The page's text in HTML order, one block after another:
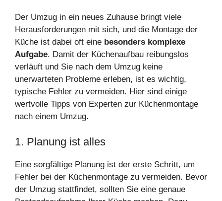
Der Umzug in ein neues Zuhause bringt viele
Herausforderungen mit sich, und die Montage der
Küche ist dabei oft eine besonders komplexe
Aufgabe. Damit der Küchenaufbau reibungslos
verläuft und Sie nach dem Umzug keine
unerwarteten Probleme erleben, ist es wichtig,
typische Fehler zu vermeiden. Hier sind einige
wertvolle Tipps von Experten zur Küchenmontage
nach einem Umzug.
1. Planung ist alles
Eine sorgfältige Planung ist der erste Schritt, um
Fehler bei der Küchenmontage zu vermeiden. Bevor
der Umzug stattfindet, sollten Sie eine genaue